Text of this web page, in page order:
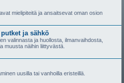
mielipiteitä ja ansaitsevat oman osion
ja sähkö
valinnasta ja huollosta, ilmanvaihdosta,
muusta näihin liittyvästä.
uusilla tai vanhoilla eristeillä.